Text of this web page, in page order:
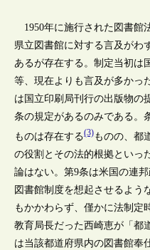
1950年に施行された図書館
県立図書館に対する言及がわ
あるが存在する。制定当初は
等、現在よりも言及が多かっ
は国立印刷局刊行の出版物の
条の規定があるのみである。
ものは存在する(3)ものの、都
の役割とその法的根拠といっ
論はない。第9条は米国の連
図書館制度を想起させるよう
もかかわらず、僅かに法制定
教育局長だった西崎恵が「都
は当該都道府県内の図書館奉